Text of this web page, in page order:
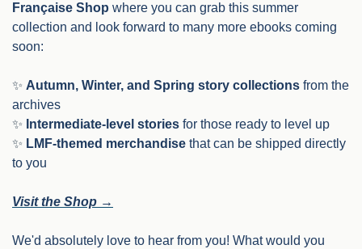
Française Shop where you can grab this summer
collection and look forward to many more ebooks coming
soon:
✨ Autumn, Winter, and Spring story collections from the
archives
✨ Intermediate-level stories for those ready to level up
✨ LMF-themed merchandise that can be shipped directly
to you
Visit the Shop →
We'd absolutely love to hear from you! What would you